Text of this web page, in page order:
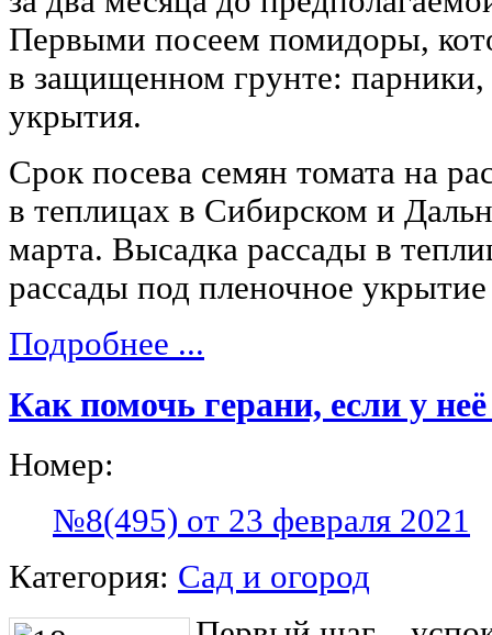
Первыми посеем помидоры,
в защищенном грунте:
укрытия.
Срок посева семян томата на
в теплицах в Сибирском и
марта. Высадка рассады в
рассады под пленочное
Подробнее ...
Как помочь герани, если у
Номер:
№8(495) от 23 февраля 2021
Категория: Сад и огород